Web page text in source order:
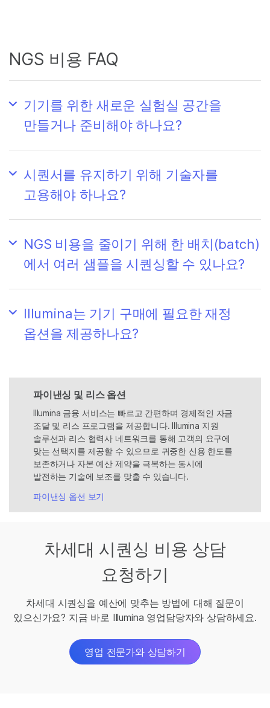
NGS 비용 FAQ
기기를 위한 새로운 실험실 공간을
만들거나 준비해야 하나요?
시퀀서를 유지하기 위해 기술자를
고용해야 하나요?
NGS 비용을 줄이기 위해 한 배치(batch)
에서 여러 샘플을 시퀀싱할 수 있나요?
Illumina는 기기 구매에 필요한 재정
옵션을 제공하나요?
파이낸싱 및 리스 옵션
Illumina 금융 서비스는 빠르고 간편하며 경제적인 자금
조달 및 리스 프로그램을 제공합니다. Illumina 지원
솔루션과 리스 협력사 네트워크를 통해 고객의 요구에
맞는 선택지를 제공할 수 있으므로 귀중한 신용 한도를
보존하거나 자본 예산 제약을 극복하는 동시에
발전하는 기술에 보조를 맞출 수 있습니다.
파이낸싱 옵션 보기
차세대 시퀀싱 비용 상담
요청하기
차세대 시퀀싱을 예산에 맞추는 방법에 대해 질문이
있으신가요? 지금 바로 Illumina 영업담당자와 상담하세요.
영업 전문가와 상담하기